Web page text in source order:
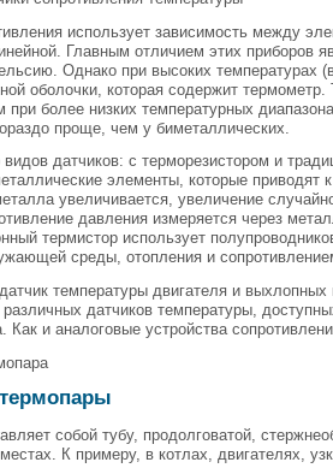
использует зависимость между
Главным отличием этих приборов
Однако при высоких температурах
оболочки, которая содержит
при более низких температурных
проще, чем у биметаллических.
видов датчиков: с терморезистором и
элементы, которые
увеличивается, увеличение
давления измеряется через
термистор использует
среды, отопления и
температуры двигателя и
датчиков температуры,
Как и аналоговые устройства
собой тубу, продолговатой,
К примеру, в котлах, двигателях,